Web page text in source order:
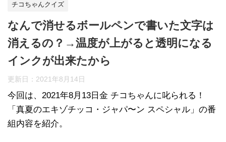
チコちゃんクイズ
なんで消せるボールペンで書いた文字は
消えるの？→温度が上がると透明になる
インクが出来たから
更新日： 2021年8月14日
今回は、2021年8月13日金 チコちゃんに叱られる！
「真夏のエキゾチッコ・ジャパ〜ン スペシャル」の番
組内容を紹介。